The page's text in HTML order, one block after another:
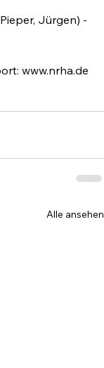
Jürgen) -
www.nrha.de
Alle ansehen